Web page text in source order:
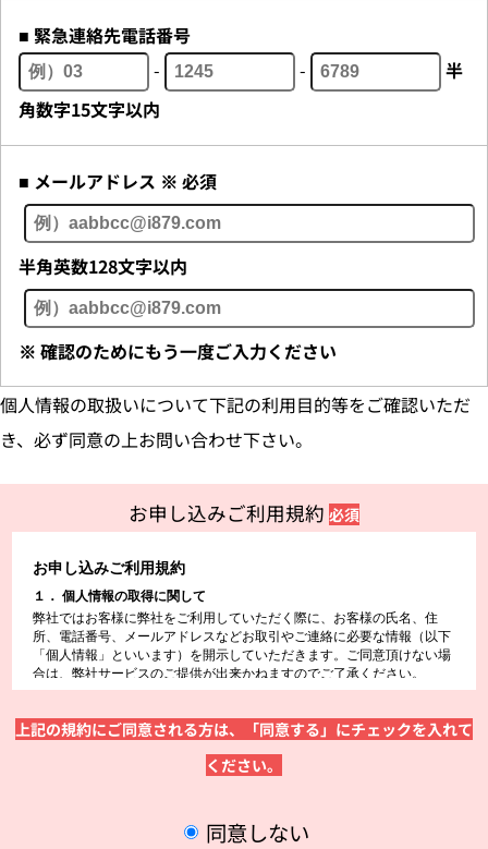
■ 緊急連絡先電話番号
-
-
半
角数字15文字以内
■ メールアドレス ※ 必須
半角英数128文字以内
※ 確認のためにもう一度ご入力ください
個人情報の取扱いについて下記の利用目的等をご確認いただ
き、必ず同意の上お問い合わせ下さい。
お申し込みご利用規約 必須
上記の規約にご同意される方は、「同意する」にチェックを入れて
ください。
同意しない